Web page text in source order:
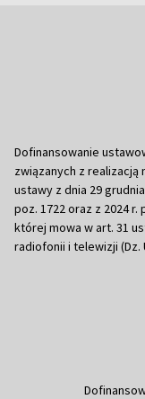
Dofinansowanie
związanych z realizacją
ustawy z dnia 29
poz. 1722 oraz z 2024
której mowa w art. 31
radiofonii i telewizji (Dz.